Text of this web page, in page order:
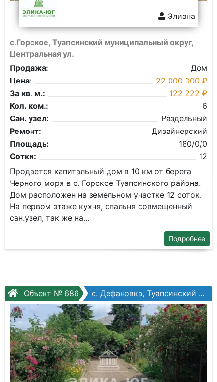
Элиана
с.Горское, Туапсинский муниципальный округ,
Центральная ул.
Продажа:
Дом
Цена:
22 000 000 ₽
За кв. м.:
122 222 ₽
Кол. ком.:
6
Сан. узел:
Раздельный
Ремонт:
Дизайнерский
Площадь:
180/0/0
Сотки:
12
Продается капитальный дом в 10 км от берега
Черного моря в с. Горское Туапсинского района.
Дом расположен на земельном участке 12 соток.
На первом этаже кухня, спальня совмещенный
сан.узел, так же на...
Подробнее
Объект № 686 с. Дефановка, Туапсинский муниципальный округ, Таманский пер.